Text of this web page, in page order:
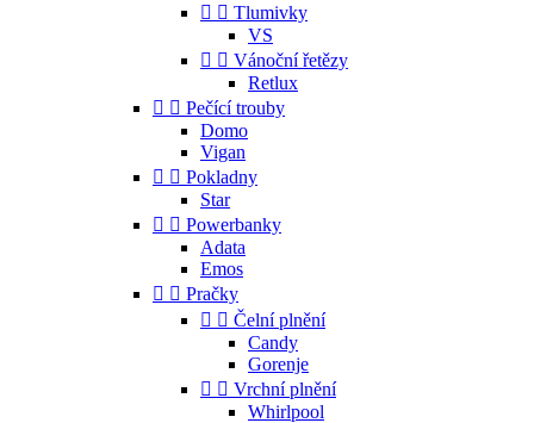
  Tlumivky
VS
  Vánoční řetězy
Retlux
  Pečící trouby
Domo
Vigan
  Pokladny
Star
  Powerbanky
Adata
Emos
  Pračky
  Čelní plnění
Candy
Gorenje
  Vrchní plnění
Whirlpool